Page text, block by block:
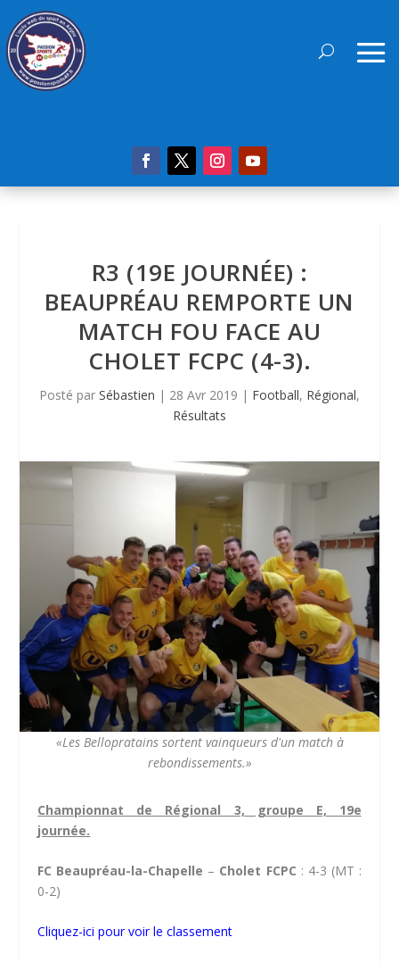
R3 (19E JOURNÉE) :
BEAUPRÉAU REMPORTE UN
MATCH FOU FACE AU
CHOLET FCPC (4-3).
Posté par Sébastien | 28 Avr 2019 | Football, Régional,
Résultats
«Les Bellopratains sortent vainqueurs d'un match à
rebondissements.»
Championnat de Régional 3, groupe E, 19e
journée.
FC Beaupréau-la-Chapelle – Cholet FCPC : 4-3 (MT :
0-2)
Cliquez-ici pour voir le classement